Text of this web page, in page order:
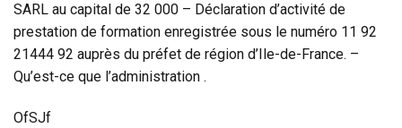
SARL au capital de 32 000 – Déclaration d’activité de
prestation de formation enregistrée sous le numéro 11 92
21444 92 auprès du préfet de région d’Ile-de-France. –
Qu’est-ce que l’administration .
OfSJf